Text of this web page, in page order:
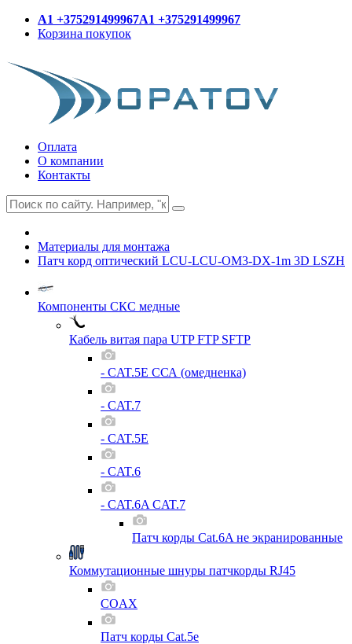
A1 +375291499967A1 +375291499967
Корзина покупок
Оплата
О компании
Контакты
Материалы для монтажа
Патч корд оптический LCU-LCU-OM3-DX-1m 3D LSZH
Компоненты СКС медные
Кабель витая пара UTP FTP SFTP
- CAT.5E ССА (омедненка)
- CAT.7
- CAT.5E
- CAT.6
- CAT.6A CAT.7
Патч корды Cat.6A не экранированные
Коммутационные шнуры патчкорды RJ45
COAX
Патч корды Cat.5e